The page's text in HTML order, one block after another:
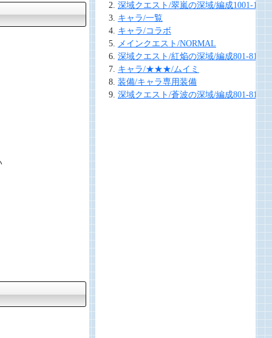
深域クエスト/翠嵐の深域/編成1001-1010
キャラ/一覧
キャラ/コラボ
メインクエスト/NORMAL
深域クエスト/紅焔の深域/編成801-810
キャラ/★★★/ムイミ
装備/キャラ専用装備
深域クエスト/蒼波の深域/編成801-810